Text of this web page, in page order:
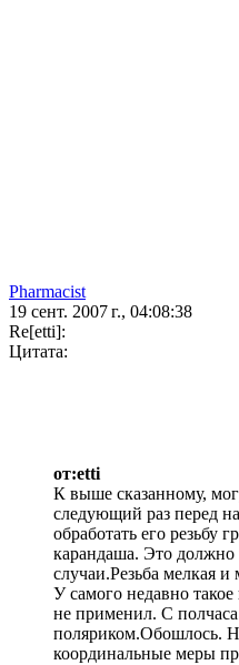
Pharmacist
19 сент. 2007 г., 04:08:38
Re[etti]:
Цитата:
от:etti
К выше сказанному,
следующий раз перед
обработать его резьбу
карандаша. Это должно
случаи.Резьба мелкая и
У самого недавно
не применил. С
поляриком.Обошлось.
координальные меры